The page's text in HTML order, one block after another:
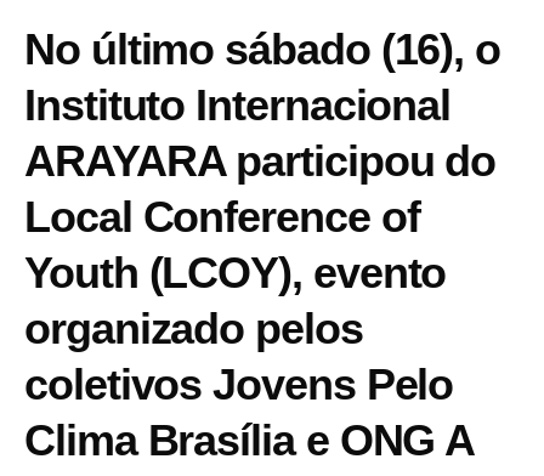
No último sábado (16), o
Instituto Internacional
ARAYARA participou do
Local Conference of
Youth (LCOY), evento
organizado pelos
coletivos Jovens Pelo
Clima Brasília e ONG A